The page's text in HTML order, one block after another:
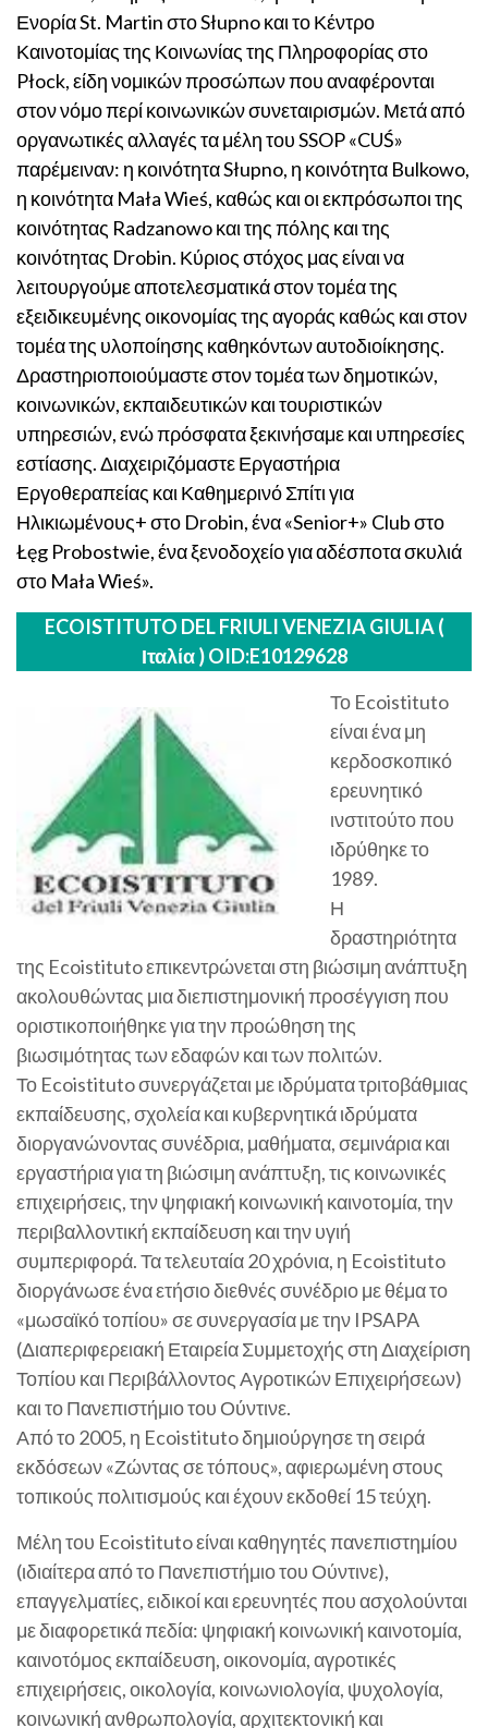
Ενορία St. Martin στο Słupno και το Κέντρο
Καινοτομίας της Κοινωνίας της Πληροφορίας στο
Płock, είδη νομικών προσώπων που αναφέρονται
στον νόμο περί κοινωνικών συνεταιρισμών. Μετά από
οργανωτικές αλλαγές τα μέλη του SSOP «CUŚ»
παρέμειναν: η κοινότητα Słupno, η κοινότητα Bulkowo,
η κοινότητα Mała Wieś, καθώς και οι εκπρόσωποι της
κοινότητας Radzanowo και της πόλης και της
κοινότητας Drobin. Κύριος στόχος μας είναι να
λειτουργούμε αποτελεσματικά στον τομέα της
εξειδικευμένης οικονομίας της αγοράς καθώς και στον
τομέα της υλοποίησης καθηκόντων αυτοδιοίκησης.
Δραστηριοποιούμαστε στον τομέα των δημοτικών,
κοινωνικών, εκπαιδευτικών και τουριστικών
υπηρεσιών, ενώ πρόσφατα ξεκινήσαμε και υπηρεσίες
εστίασης. Διαχειριζόμαστε Εργαστήρια
Εργοθεραπείας και Καθημερινό Σπίτι για
Ηλικιωμένους+ στο Drobin, ένα «Senior+» Club στο
Łęg Probostwie, ένα ξενοδοχείο για αδέσποτα σκυλιά
στο Mała Wieś».
ECOISTITUTO DEL FRIULI VENEZIA GIULIA (
Ιταλία )OID:E10129628
Το Ecoistituto
είναι ένα μη
κερδοσκοπικό
ερευνητικό
ινστιτούτο που
ιδρύθηκε το
1989.
Η
δραστηριότητα
της Ecoistituto επικεντρώνεται στη βιώσιμη ανάπτυξη
ακολουθώντας μια διεπιστημονική προσέγγιση που
οριστικοποιήθηκε για την προώθηση της
βιωσιμότητας των εδαφών και των πολιτών.
Το Ecoistituto συνεργάζεται με ιδρύματα τριτοβάθμιας
εκπαίδευσης, σχολεία και κυβερνητικά ιδρύματα
διοργανώνοντας συνέδρια, μαθήματα, σεμινάρια και
εργαστήρια για τη βιώσιμη ανάπτυξη, τις κοινωνικές
επιχειρήσεις, την ψηφιακή κοινωνική καινοτομία, την
περιβαλλοντική εκπαίδευση και την υγιή
συμπεριφορά. Τα τελευταία 20 χρόνια, η Ecoistituto
διοργάνωσε ένα ετήσιο διεθνές συνέδριο με θέμα το
«μωσαϊκό τοπίου» σε συνεργασία με την IPSAPA
(Διαπεριφερειακή Εταιρεία Συμμετοχής στη Διαχείριση
Τοπίου και Περιβάλλοντος Αγροτικών Επιχειρήσεων)
και το Πανεπιστήμιο του Ούντινε.
Από το 2005, η Ecoistituto δημιούργησε τη σειρά
εκδόσεων «Ζώντας σε τόπους», αφιερωμένη στους
τοπικούς πολιτισμούς και έχουν εκδοθεί 15 τεύχη.
Μέλη του Ecoistituto είναι καθηγητές πανεπιστημίου
(ιδιαίτερα από το Πανεπιστήμιο του Ούντινε),
επαγγελματίες, ειδικοί και ερευνητές που ασχολούνται
με διαφορετικά πεδία: ψηφιακή κοινωνική καινοτομία,
καινοτόμος εκπαίδευση, οικονομία, αγροτικές
επιχειρήσεις, οικολογία, κοινωνιολογία, ψυχολογία,
κοινωνική ανθρωπολογία, αρχιτεκτονική και